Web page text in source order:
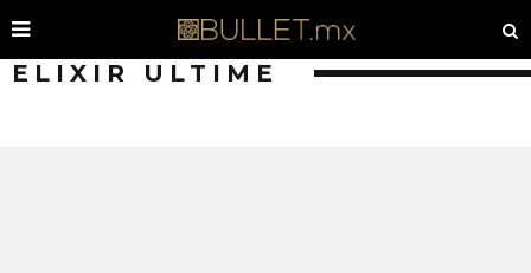
ELIXIR ULTIME